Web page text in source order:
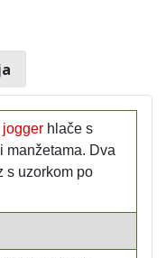
jogger hlače s
manžetama. Dva
s uzorkom po